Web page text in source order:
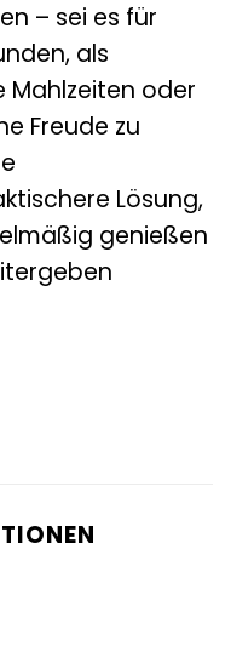
– sei es für
als
Mahlzeiten oder
Freude zu
Lösung,
genießen